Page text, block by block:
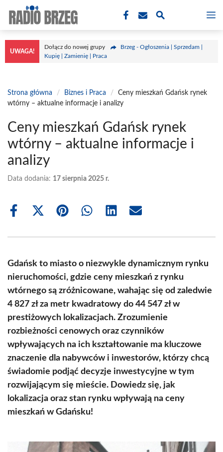
treści
UWAGA!
Dołącz do nowej grupy
Brzeg - Ogłoszenia | Sprzedam |
Kupię | Zamienię | Praca
Strona główna / Biznes i Praca /
Ceny mieszkań Gdańsk rynek
wtórny – aktualne informacje i analizy
Ceny mieszkań Gdańsk rynek
wtórny – aktualne informacje i
analizy
Data dodania: 17 sierpnia 2025 r.
Share
Share
(Twitter)
Share Share Share Share
Gdańsk to miasto o niezwykle dynamicznym rynku
nieruchomości, gdzie ceny mieszkań z rynku
wtórnego są zróżnicowane, wahając się od zaledwie
4 827 zł za metr kwadratowy do 44 547 zł w
prestiżowych lokalizacjach. Zrozumienie
rozbieżności cenowych oraz czynników
wpływających na ich kształtowanie ma kluczowe
znaczenie dla nabywców i inwestorów, którzy chcą
świadomie podjąć decyzje inwestycyjne w tym
rozwijającym się mieście. Dowiedz się, jak
lokalizacja oraz stan rynku wpływają na ceny
mieszkań w Gdańsku!